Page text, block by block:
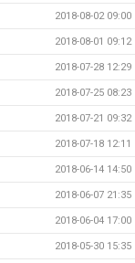
2018-08-02 09:00
2018-08-01 09:12
2018-07-28 12:29
2018-07-25 08:23
2018-07-21 09:32
2018-07-18 12:11
2018-06-14 14:50
2018-06-07 21:35
2018-06-04 17:00
2018-05-30 15:35